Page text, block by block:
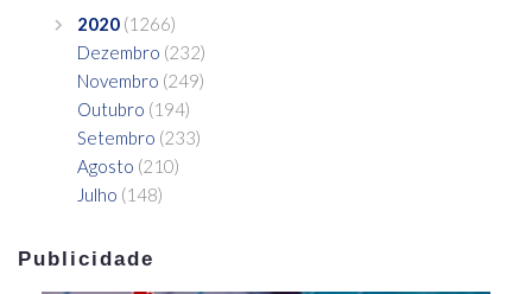
2020 (1266)
Dezembro (232)
Novembro (249)
Outubro (194)
Setembro (233)
Agosto (210)
Julho (148)
Publicidade